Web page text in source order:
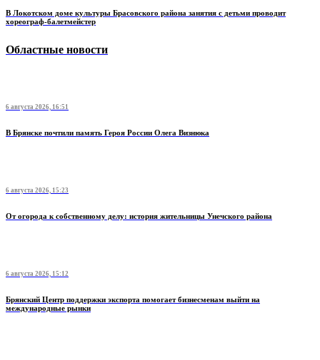
В Локотском доме культуры Брасовского района занятия с детьми проводит
хореограф-балетмейстер
Областные новости
6 августа 2026, 16:51
В Брянске почтили память Героя России Олега Визнюка
6 августа 2026, 15:23
От огорода к собственному делу: история жительницы Унечского района
6 августа 2026, 15:12
Брянский Центр поддержки экспорта помогает бизнесменам выйти на
международные рынки